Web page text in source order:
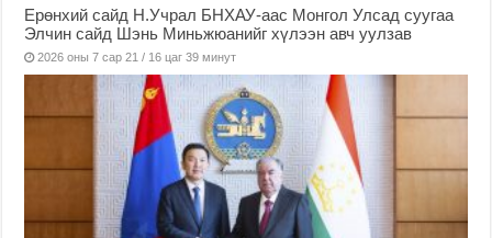
Ерөнхий сайд Н.Учрал БНХАУ-аас Монгол Улсад суугаа
Элчин сайд Шэнь Миньжюанийг хүлээн авч уулзав
2026 оны 7 сар 21 / 16 цаг 39 минут